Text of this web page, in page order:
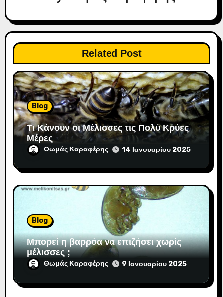
ρ
θ
ρ
ω
ν
Related Post
Blog
Τι Κάνουν οι Μέλισσες τις Πολύ Κρύες
Μέρες
Θωμάς Καραφέρης 14 Ιανουαρίου 2025
Blog
Μπορεί η βαρρόα να επιζήσει χωρίς
μέλισσες ;
Θωμάς Καραφέρης 9 Ιανουαρίου 2025